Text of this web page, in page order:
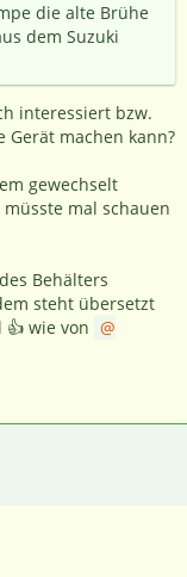
die alte Brühe
dem Suzuki
interessiert bzw.
Gerät machen kann?
gewechselt
mal schauen
Behälters
steht übersetzt
wie von